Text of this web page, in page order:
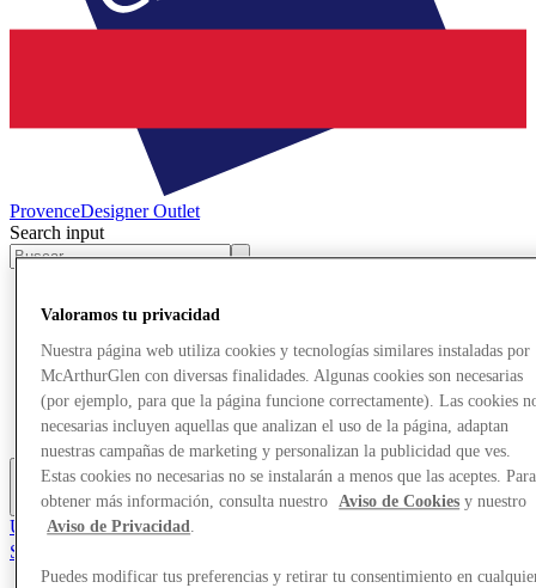
ProvenceDesigner Outlet
Search input
Ofertas
Planifica tu visita
Comer y beber
¿Qué pasa?
Servicios
Tarjetas regalo
Más
Únete al Club
Salvado
es
Valoramos tu privacidad
Nuestra página web utiliza cookies y tecnologías similares instaladas por
McArthurGlen con diversas finalidades. Algunas cookies son necesarias
(por ejemplo, para que la página funcione correctamente). Las cookies
necesarias incluyen aquellas que analizan el uso de la página, adaptan
nuestras campañas de marketing y personalizan la publicidad que ves.
Estas cookies no necesarias no se instalarán a menos que las aceptes. Para
obtener más información, consulta nuestro
Aviso de Cookies y nuestro
Aviso de Privacidad.
Puedes modificar tus preferencias y retirar tu consentimiento en